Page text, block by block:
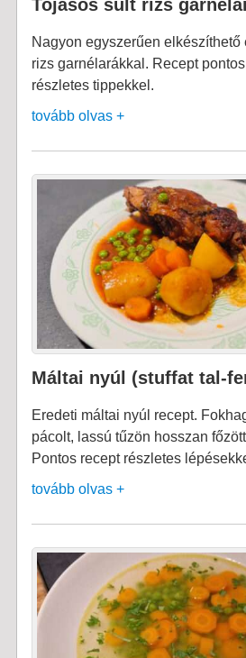
Tojásos sült rizs
Nagyon egyszerűen elkészíthető
rizs garnélarákkal. Recept
részletes tippekkel.
tovább olvas +
Máltai nyúl (stuffat tal-
Eredeti máltai nyúl recept.
pácolt, lassú tűzön hosszan
Pontos recept részletes
tovább olvas +